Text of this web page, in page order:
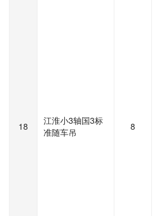
18
江淮小3轴国3标
准随车吊
8